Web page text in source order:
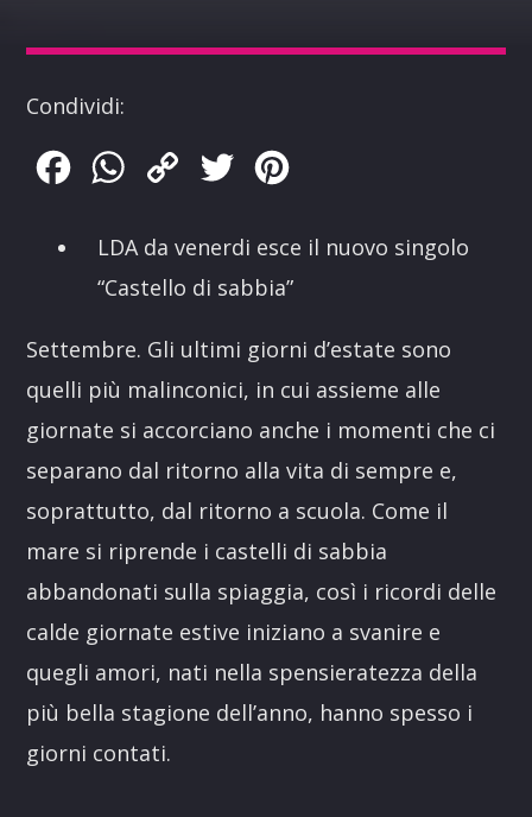
Condividi:
FacebookWhatsApp
Copy
Twitter
LDA da venerdi esce il nuovo singolo
“Castello di sabbia”
Settembre. Gli ultimi giorni d’estate sono
quelli più malinconici, in cui assieme alle
giornate si accorciano anche i momenti che ci
separano dal ritorno alla vita di sempre e,
soprattutto, dal ritorno a scuola. Come il
mare si riprende i castelli di sabbia
abbandonati sulla spiaggia, così i ricordi delle
calde giornate estive iniziano a svanire e
quegli amori, nati nella spensieratezza della
più bella stagione dell’anno, hanno spesso i
giorni contati.